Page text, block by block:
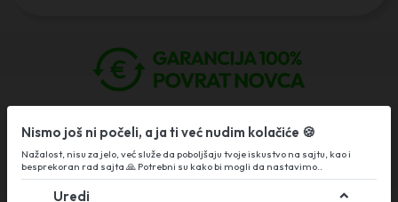
PIB:113593933 MB:21894664
Copyright 2022. Nikola Orozovic. Sva prava zadržana
Nismo još ni počeli, a ja ti već nudim kolačiće 🍪
Nažalost, nisu za jelo, već služe da poboljšaju tvoje iskustvo na sajtu, kao i
besprekoran rad sajta 🙏 Potrebni su kako bi mogli da nastavimo..
Uredi